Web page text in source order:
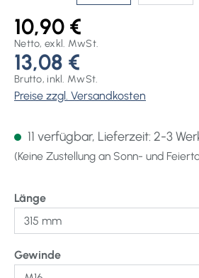
10,90 €
Netto, exkl. MwSt.
13,08 €
Brutto, inkl. MwSt.
Preise zzgl. Versandkosten
11 verfügbar, Lieferzeit: 2-3
(Keine Zustellung an Sonn- und
Längeauswählen
Gewindeauswählen